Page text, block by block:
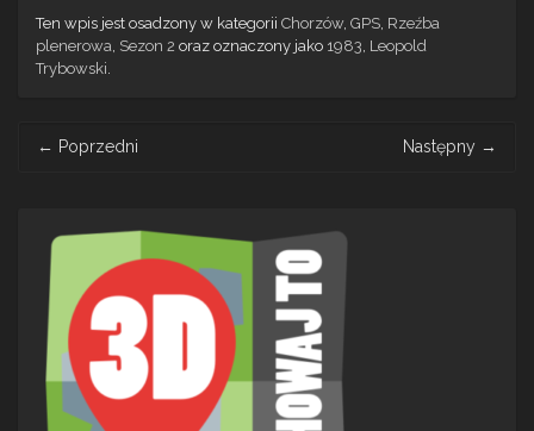
Ten wpis jest osadzony w kategorii Chorzów, GPS Rzeźba
plenerowa Sezon 2 oraz oznaczony jako 1983 Leopold
Trybowski
navigation
← Poprzedni Następny →